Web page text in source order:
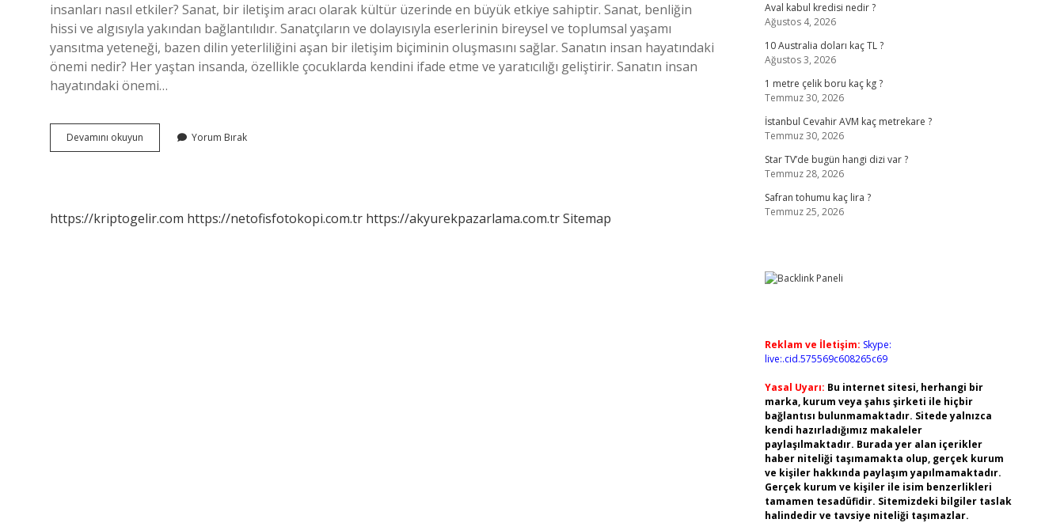
insanları nasıl etkiler? Sanat, bir iletişim aracı olarak kültür üzerinde en büyük etkiye sahiptir. Sanat, benliğin
hissi ve algısıyla yakından bağlantılıdır. Sanatçıların ve dolayısıyla eserlerinin bireysel ve toplumsal yaşamı
yansıtma yeteneği, bazen dilin yeterliliğini aşan bir iletişim biçiminin oluşmasını sağlar. Sanatın insan hayatındaki
önemi nedir? Her yaştan insanda, özellikle çocuklarda kendini ifade etme ve yaratıcılığı geliştirir. Sanatın insan
hayatındaki önemi…
Devamını okuyun
Insan
Yorum Bırak
https://kriptogelir.com https://netofisfotokopi.com.tr https://akyurekpazarlama.com.trSitemap
Aval kabul kredisi nedir ?
Ağustos 4, 2026
10 Australia doları kaç TL ?
Ağustos 3, 2026
1 metre çelik boru kaç kg ?
Temmuz 30, 2026
İstanbul Cevahir AVM kaç metrekare ?
Temmuz 30, 2026
Star TV’de bugün hangi dizi var ?
Temmuz 28, 2026
Safran tohumu kaç lira ?
Temmuz 25, 2026
Reklam ve İletişim: Skype:
live:.cid.575569c608265c69
Yasal Uyarı: Bu internet sitesi, herhangi bir
marka, kurum veya şahıs şirketi ile hiçbir
bağlantısı bulunmamaktadır. Sitede yalnızca
kendi hazırladığımız makaleler
paylaşılmaktadır. Burada yer alan içerikler
haber niteliği taşımamakta olup, gerçek kurum
ve kişiler hakkında paylaşım yapılmamaktadır.
Gerçek kurum ve kişiler ile isim benzerlikleri
tamamen tesadüfidir. Sitemizdeki bilgiler taslak
halindedir ve tavsiye niteliği taşımazlar.